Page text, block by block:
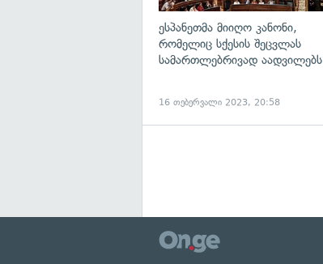
ესპანეთმა მიიღო კანონი,
რომელიც სქესის შეცვლას
სამართლებრივად აადვილებს
16 თებერვალი 2023, 20:58